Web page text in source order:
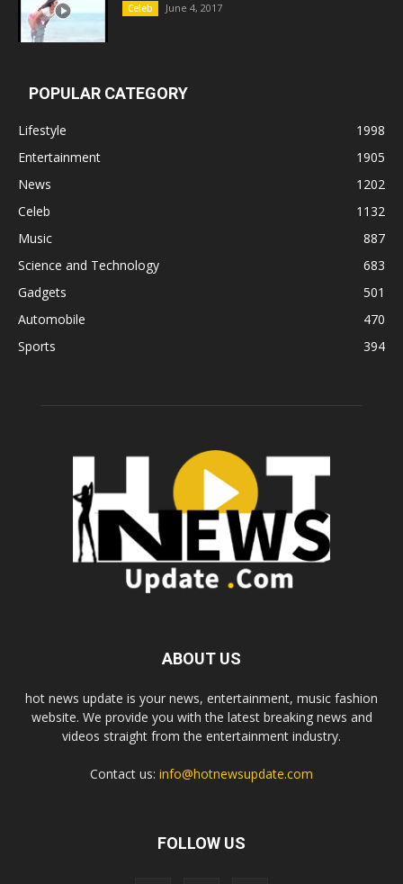
Celeb June 4, 2017
POPULAR CATEGORY
Lifestyle
1998
Entertainment
1905
News
1202
Celeb
1132
Music
887
Science and Technology
683
Gadgets
501
Automobile
470
Sports
394
ABOUT US
hot news update is your news, entertainment, music fashion
website. We provide you with the latest breaking news and
videos straight from the entertainment industry.
Contact us: info@hotnewsupdate.com
FOLLOW US